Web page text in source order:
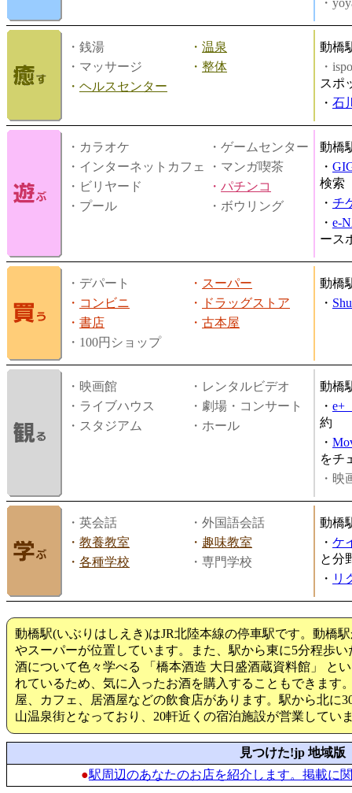
・
・銭湯 ・ 温泉
・マッサージ
・ 整体
・ ヘルスセンター
動橋
・
スポ
・ 石
・カラオケ
・ゲームセンター
・インターネットカフェ
・マンガ喫茶
・ビリヤード
・ パチンコ
・プール
・ボウリング
動橋
・
検索
・ チ
・ e-
ース
・デパート ・ スーパー
・ コンビニ ・
ドラッグストア
・ 書店 ・ 古本屋
・100円ショップ
動橋
・
・映画館
・レンタルビデオ
・ライブハウス
・劇場・コンサート
・スタジアム
・ホール
動橋
・ e+
約
・
をチ
・映
・英会話
・外国語会話
・ 教養教室 ・ 趣味教室
・ 各種学校 ・専門学校
動橋
・ ケ
と分
・ リ
動橋駅(いぶりはしえき)はJR北陸本線の停車駅です。動橋
やスーパーが位置しています。また、駅から東に5分程歩
酒について色々学べる 「橋本酒造 大日盛酒蔵資料館」 と
れているため、気に入ったお酒を購入することもできます
屋、カフェ、居酒屋などの飲食店があります。駅から北に
山温泉街となっており、20軒近くの宿泊施設が営業してい
見つけた!jp 地域版
●駅周辺のあなたのお店を紹介します。掲載に